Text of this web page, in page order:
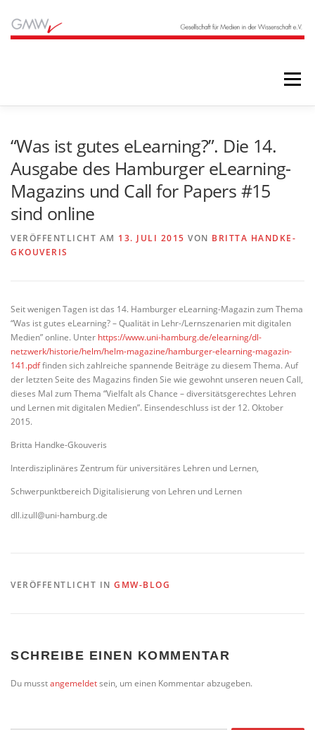
Inhalt
springen
Menü
ANGEBOTE ARCHIV
“Was ist gutes eLearning?”. Die 14.
Ausgabe des Hamburger eLearning-
Magazins und Call for Papers #15
sind online
VERÖFFENTLICHT AM 13. JULI 2015 VON BRITTA HANDKE-
GKOUVERIS
Seit wenigen Tagen ist das 14. Hamburger eLearning-Magazin zum Thema
“Was ist gutes eLearning? – Qualität in Lehr-/Lernszenarien mit digitalen
Medien” online. Unter https://www.uni-hamburg.de/elearning/dl-
netzwerk/historie/helm/helm-magazine/hamburger-elearning-magazin-
141.pdffinden sich zahlreiche spannende Beiträge zu diesem Thema. Auf
der letzten Seite des Magazins finden Sie wie gewohnt unseren neuen Call,
dieses Mal zum Thema “Vielfalt als Chance – diversitätsgerechtes Lehren
und Lernen mit digitalen Medien”. Einsendeschluss ist der 12. Oktober
2015.
Britta Handke-Gkouveris
Interdisziplinäres Zentrum für universitäres Lehren und Lernen,
Schwerpunktbereich Digitalisierung von Lehren und Lernen
dll.izull@uni-hamburg.de
VERÖFFENTLICHT IN GMW-BLOG
SCHREIBE EINEN KOMMENTAR
Du musstangemeldetsein, um einen Kommentar abzugeben.